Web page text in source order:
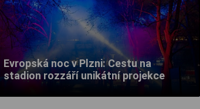
Evropská noc v Plzni: Cestu na
stadion rozzáří unikátní projekce